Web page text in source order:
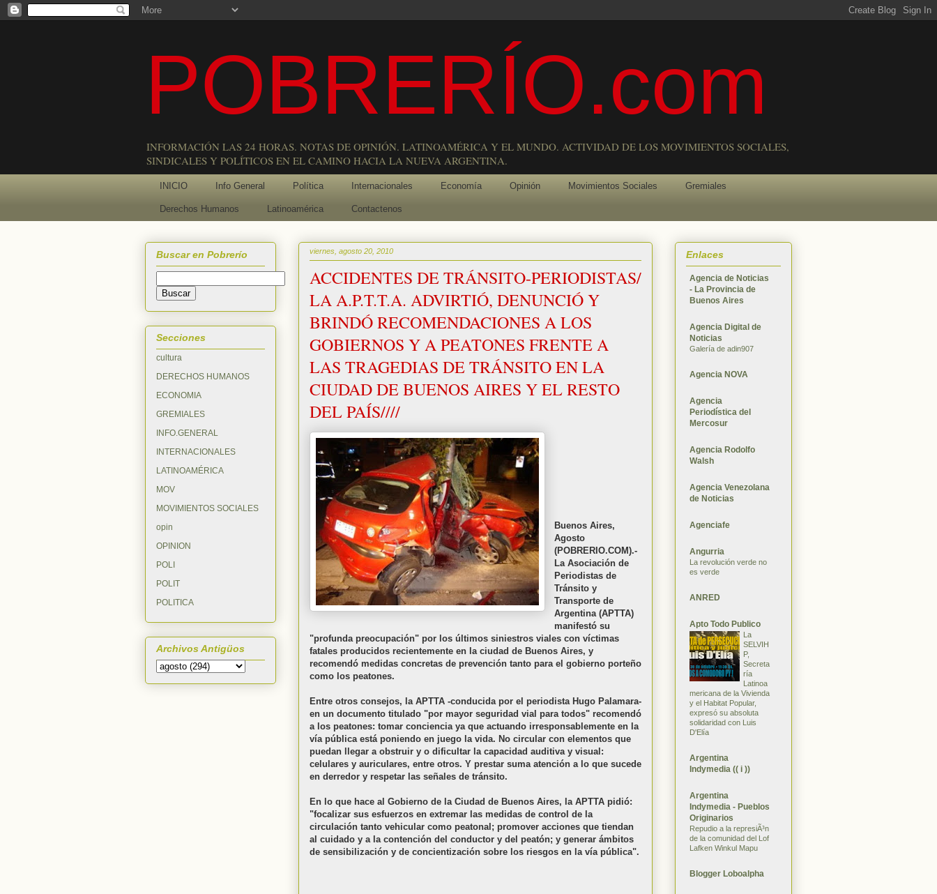
POBRERÍO.com
INFORMACIÓN LAS 24 HORAS. NOTAS DE OPINIÓN. LATINOAMÉRICA Y EL MUNDO. ACTIVIDAD DE LOS MOVIMIENTOS SOCIALES,
SINDICALES Y POLÍTICOS EN EL CAMINO HACIA LA NUEVA ARGENTINA.
INICIO Info General Política Internacionales Economía Opinión Movimientos Sociales Gremiales
Derechos Humanos Latinoamérica Contactenos
viernes, agosto 20, 2010
ACCIDENTES DE TRÁNSITO-PERIODISTAS/
LA A.P.T.T.A. ADVIRTIÓ, DENUNCIÓ Y
BRINDÓ RECOMENDACIONES A LOS
GOBIERNOS Y A PEATONES FRENTE A
LAS TRAGEDIAS DE TRÁNSITO EN LA
CIUDAD DE BUENOS AIRES Y EL RESTO
DEL PAÍS////
Buenos Aires,
Agosto
(POBRERIO.COM).-
La Asociación de
Periodistas de
Tránsito y
Transporte de
Argentina (APTTA)
manifestó su
"profunda preocupación" por los últimos siniestros viales con víctimas
fatales producidos recientemente en la ciudad de Buenos Aires, y
recomendó medidas concretas de prevención tanto para el gobierno porteño
como los peatones.
Entre otros consejos, la APTTA -conducida por el periodista Hugo Palamara-
en un documento titulado "por mayor seguridad vial para todos" recomendó
a los peatones: tomar conciencia ya que actuando irresponsablemente en la
vía pública está poniendo en juego la vida. No circular con elementos que
puedan llegar a obstruir y o dificultar la capacidad auditiva y visual:
celulares y auriculares, entre otros. Y prestar suma atención a lo que sucede
en derredor y respetar las señales de tránsito.
En lo que hace al Gobierno de la Ciudad de Buenos Aires, la APTTA pidió:
"focalizar sus esfuerzos en extremar las medidas de control de la
circulación tanto vehicular como peatonal; promover acciones que tiendan
al cuidado y a la contención del conductor y del peatón; y generar ámbitos
de sensibilización y de concientización sobre los riesgos en la vía pública".
Buscar en Pobrerío
Secciones
cultura
DERECHOS HUMANOS
ECONOMIA
GREMIALES
INFO.GENERAL
INTERNACIONALES
LATINOAMÉRICA
MOV
MOVIMIENTOS SOCIALES
opin
OPINION
POLI
POLIT
POLITICA
Archivos Antigüos
Enlaces
Agencia de Noticias
- La Provincia de
Buenos Aires
Agencia Digital de
Noticias
Galería de adin907
Agencia NOVA
Agencia
Periodística del
Mercosur
Agencia Rodolfo
Walsh
Agencia Venezolana
de Noticias
Agenciafe
Angurria
La revolución verde no
es verde
ANRED
Apto Todo Publico
La
SELVIH
P,
Secreta
ría
Latinoa
mericana de la Vivienda
y el Habitat Popular,
expresó su absoluta
solidaridad con Luis
D'Elía
Argentina
Indymedia (( i ))
Argentina
Indymedia - Pueblos
Originarios
Repudio a la represiÃ³n
de la comunidad del Lof
Lafken Winkul Mapu
Blogger Loboalpha